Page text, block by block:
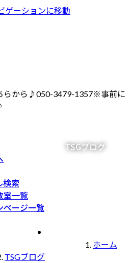
ゲーションに移動
らから♪ 050-3479-1357※事前に
検索
室一覧
ページ一覧
Blog / Info
recruit
TSGブログ
ホーム
TSGブログ